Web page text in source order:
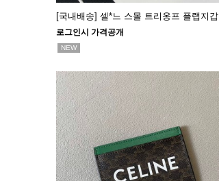
[국내배송] 셀*느 스몰 트리옹프 플랩지갑
로그인시 가격공개
NEW